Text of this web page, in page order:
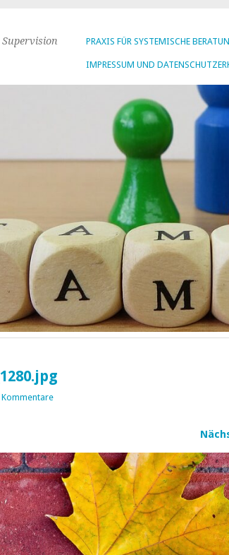
PRAXIS FÜR SYSTEMISCHE
IMPRESSUM UND
Supervision
Kommentare